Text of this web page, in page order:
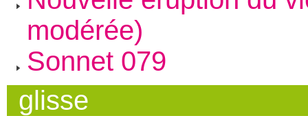
modérée)
Sonnet 079
glisse